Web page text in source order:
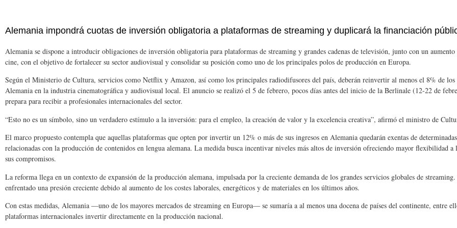
Alemania impondrá cuotas de inversión obligatoria a plataformas de streaming y duplicará la financiación
Alemania se dispone a introducir obligaciones de inversión obligatoria para plataformas de streaming y grandes cadenas de televisión, junto con un
cine, con el objetivo de fortalecer su sector audiovisual y consolidar su posición como uno de los principales polos de producción en Europa.
Según el Ministerio de Cultura, servicios como Netflix y Amazon, así como los principales radiodifusores del país, deberán reinvertir al menos el 8% de los
Alemania en la industria cinematográfica y audiovisual local. El anuncio se realizó el 5 de febrero, pocos días antes del inicio de la Berlinale (12-22 de
prepara para recibir a profesionales internacionales del sector.
“Esto no es un símbolo, sino un verdadero estímulo a la inversión: para el empleo, la creación de valor y la excelencia creativa”, afirmó el ministro de
El marco propuesto contempla que aquellas plataformas que opten por invertir un 12% o más de sus ingresos en Alemania quedarán exentas de
relacionadas con la producción de contenidos en lengua alemana. La medida busca incentivar niveles más altos de inversión ofreciendo mayor flexibilidad
sus compromisos.
La reforma llega en un contexto de expansión de la producción alemana, impulsada por la creciente demanda de los grandes servicios globales de
enfrentado una presión creciente debido al aumento de los costes laborales, energéticos y de materiales en los últimos años.
Con estas medidas, Alemania —uno de los mayores mercados de streaming en Europa— se sumaría a al menos una docena de países del continente, entre
plataformas internacionales invertir directamente en la producción nacional.